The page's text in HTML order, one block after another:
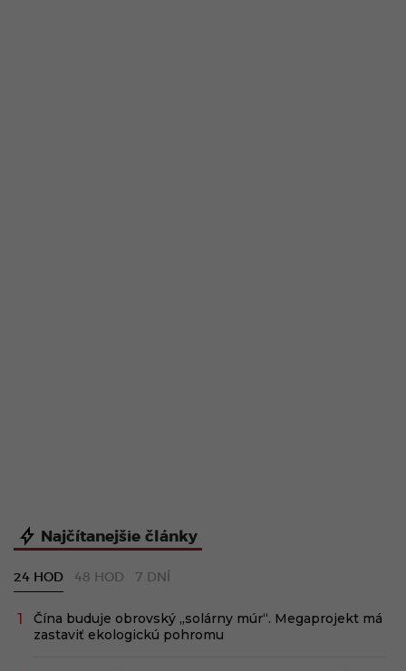
Najčítanejšie články
24 HOD 48 HOD 7 DNÍ
Čína buduje obrovský „solárny múr“. Megaprojekt má
zastaviť ekologickú pohromu